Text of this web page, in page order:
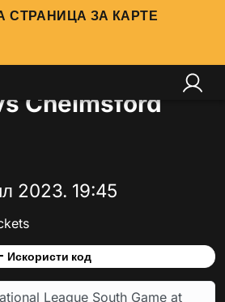
СТРАНИЦА ЗА КАРТЕ
Chelmsford
2023. 19:45
Искористи код
League South Game at